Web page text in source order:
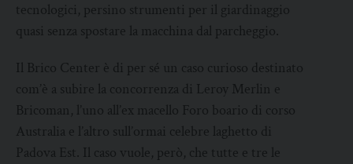
tecnologici, persino strumenti per il giardinaggio
quasi senza spostare la macchina dal parcheggio.
Il Brico Center è di per sé un caso curioso destinato
com’è a subire la concorrenza di Leroy Merlin e
Bricoman, l’uno all’ex macello Foro boario di corso
Australia e l’altro sull’ormai celebre laghetto di
Padova Est. Il caso vuole, però, che tutte e tre le